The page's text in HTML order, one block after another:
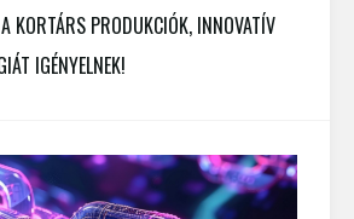
KORTÁRS PRODUKCIÓK, INNOVATÍV
IGÉNYELNEK!